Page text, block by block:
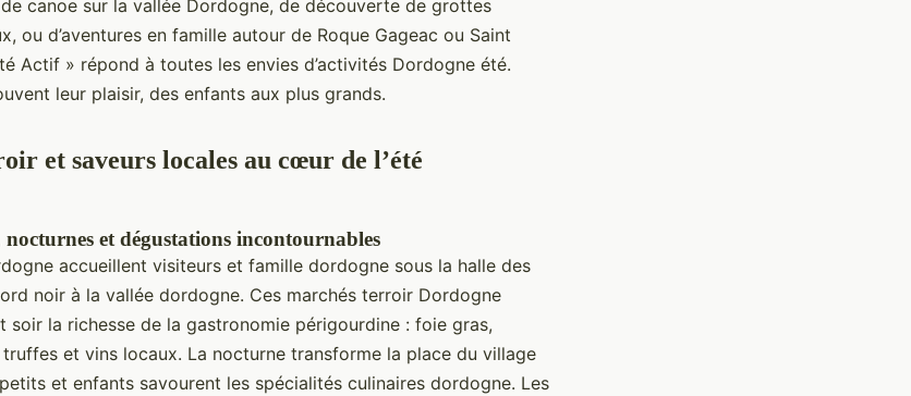
canoe sur la vallée Dordogne, de découverte de grottes
ou d’aventures en famille autour de Roque Gageac ou Saint
Actif » répond à toutes les envies d’activités Dordogne été.
leur plaisir, des enfants aux plus grands.
et saveurs locales au cœur de l’été
et dégustations incontournables
accueillent visiteurs et famille dordogne sous la halle des
noir à la vallée dordogne. Ces marchés terroir Dordogne
soir la richesse de la gastronomie périgourdine : foie gras,
et vins locaux. La nocturne transforme la place du village
et enfants savourent les spécialités culinaires dordogne. Les